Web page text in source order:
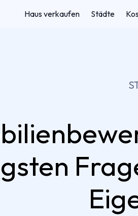
Haus verkaufen Städte